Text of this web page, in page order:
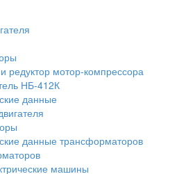
редуктор мотор-компрессора
НБ-412К
данные
данные трансформаторов
машины